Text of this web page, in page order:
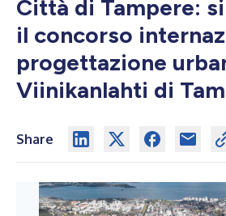
Città di Tampere:
il concorso
progettazione
Viinikanlahti di
Share